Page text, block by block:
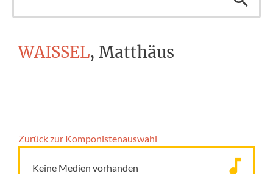
WAISSEL, Matthäus
Zurück zur Komponisten­auswahl
Keine Medien vorhanden